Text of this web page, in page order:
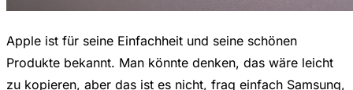
Apple ist für seine Einfachheit und seine schönen
Produkte bekannt. Man könnte denken, das wäre leicht
zu kopieren, aber das ist es nicht, frag einfach Samsung,